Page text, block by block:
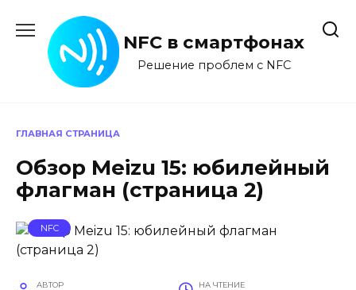
содержанию
NFC в смартфонах
Решение проблем с NFC
ГЛАВНАЯ СТРАНИЦА
Обзор Meizu 15: юбилейный
флагман (страница 2)
NFC
АВТОР НА ЧТЕНИЕ